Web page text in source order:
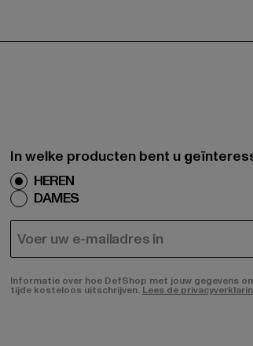
In welke producten bent u
HEREN
DAMES
E-MAIL
Informatie over hoe DefShop met jouw gegevens
tijde kosteloos uitschrijven. Lees de